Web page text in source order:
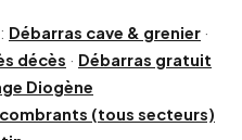
Débarras cave & grenier ·
décès · Débarras gratuit
Diogène
(tous secteurs)